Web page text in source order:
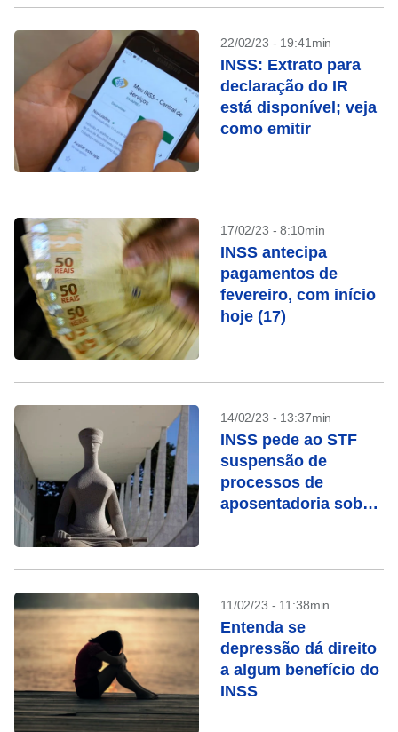
22/02/23 - 19:41min
INSS: Extrato para
declaração do IR
está disponível; veja
como emitir
17/02/23 - 8:10min
INSS antecipa
pagamentos de
fevereiro, com início
hoje (17)
14/02/23 - 13:37min
INSS pede ao STF
suspensão de
processos de
aposentadoria sob
11/02/23 - 11:38min
Entenda se
depressão dá direito
a algum benefício do
INSS